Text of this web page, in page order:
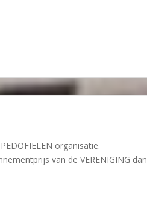
organisatie.
van de VERENIGING dan